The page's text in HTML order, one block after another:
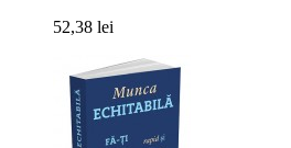
52,38 lei